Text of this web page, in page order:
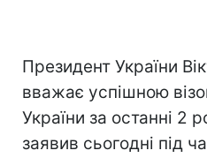
Президент України
вважає успішною
України за останні 2
заявив сьогодні під